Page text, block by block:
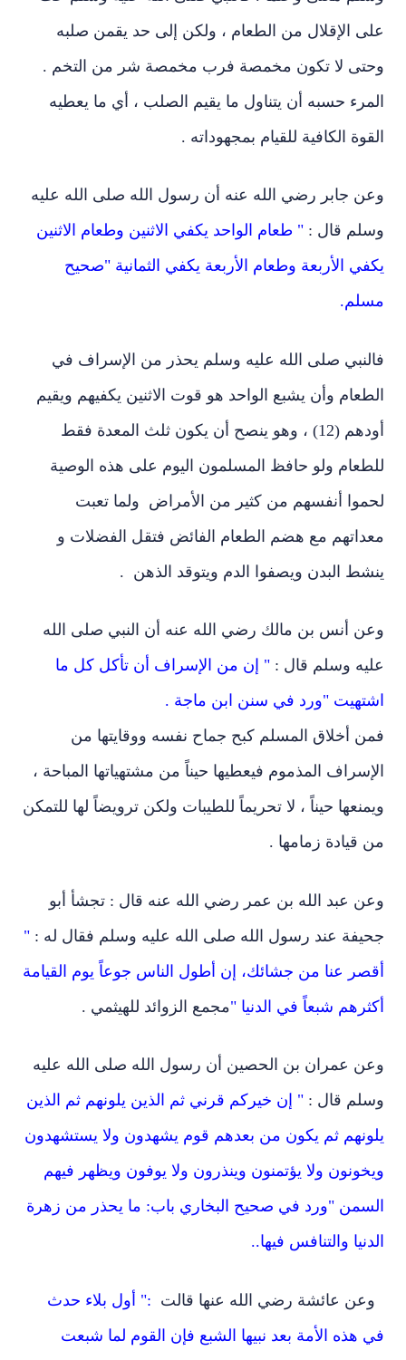
على الإقلال من الطعام ، ولكن إلى حد يقمن صلبه
وحتى لا تكون مخمصة فرب مخمصة شر من التخم .
المرء حسبه أن يتناول ما يقيم الصلب ، أي ما يعطيه
القوة الكافية للقيام بمجهوداته .
وعن جابر رضي الله عنه أن رسول الله صلى الله عليه
وسلم قال : " طعام الواحد يكفي الاثنين وطعام الاثنين
يكفي الأربعة وطعام الأربعة يكفي الثمانية "صحيح
مسلم.
فالنبي صلى الله عليه وسلم يحذر من الإسراف في
الطعام وأن يشبع الواحد هو قوت الاثنين يكفيهم ويقيم
أودهم (12) ، وهو ينصح أن يكون ثلث المعدة فقط
للطعام ولو حافظ المسلمون اليوم على هذه الوصية
لحموا أنفسهم من كثير من الأمراض ولما تعبت
معداتهم مع هضم الطعام الفائض فتقل الفضلات و
ينشط البدن ويصفوا الدم ويتوقد الذهن .
وعن أنس بن مالك رضي الله عنه أن النبي صلى الله
عليه وسلم قال : " إن من الإسراف أن تأكل كل ما
اشتهيت "ورد في سنن ابن ماجة .
فمن أخلاق المسلم كبح جماح نفسه ووقايتها من
الإسراف المذموم فيعطيها حيناً من مشتهياتها المباحة ،
ويمنعها حيناً ، لا تحريماً للطيبات ولكن ترويضاً لها للتمكن
من قيادة زمامها .
وعن عبد الله بن عمر رضي الله عنه قال : تجشأ أبو
جحيفة عند رسول الله صلى الله عليه وسلم فقال له : "
أقصر عنا من جشائك، إن أطول الناس جوعاً يوم القيامة
أكثرهم شبعاً في الدنيا "مجمع الزوائد للهيثمي .
وعن عمران بن الحصين أن رسول الله صلى الله عليه
وسلم قال : " إن خيركم قرني ثم الذين يلونهم ثم الذين
يلونهم ثم يكون من بعدهم قوم يشهدون ولا يستشهدون
ويخونون ولا يؤتمنون وينذرون ولا يوفون ويظهر فيهم
السمن "ورد في صحيح البخاري باب: ما يحذر من زهرة
الدنيا والتنافس فيها..
وعن عائشة رضي الله عنها قالت :" أول بلاء حدث
في هذه الأمة بعد نبيها الشبع فإن القوم لما شبعت